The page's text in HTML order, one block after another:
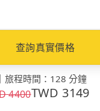
查詢真實價格
｜ 旅程時間 ： 128 分鐘
4400TWD 3149